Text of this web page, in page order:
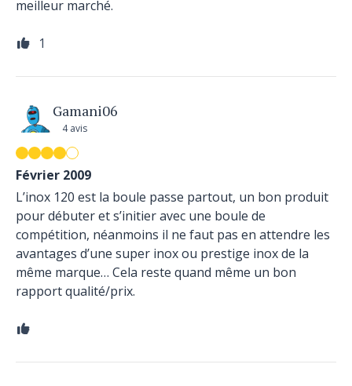
meilleur marché.
1
Gamani06
4 avis
Février 2009
L’inox 120 est la boule passe partout, un bon produit
pour débuter et s’initier avec une boule de
compétition, néanmoins il ne faut pas en attendre les
avantages d’une super inox ou prestige inox de la
même marque… Cela reste quand même un bon
rapport qualité/prix.